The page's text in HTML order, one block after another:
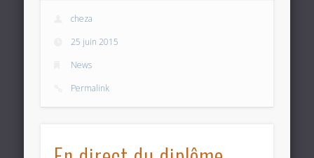
cheza
25 juin 2015
News
Permalink